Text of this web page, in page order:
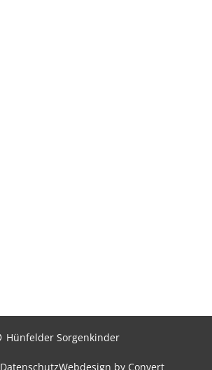
Hünfelder Sorgenkinder
DatenschutzWebdesign by Convert